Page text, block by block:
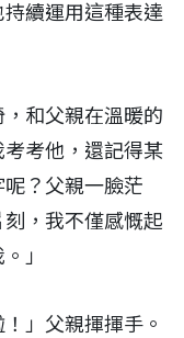
續運用這種表達
和父親在溫暖的
考他，還記得某
？父親一臉茫
，我不僅感慨起
」
」父親揮揮手。